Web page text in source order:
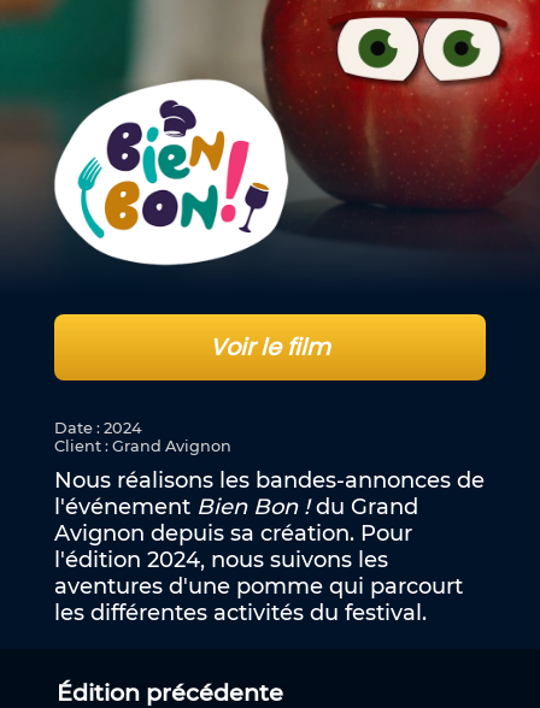
Voir le film
Date: 2024
Client: Grand Avignon
Nous réalisons les bandes-annonces de
l'événement Bien Bon !du Grand
Avignon depuis sa création. Pour
l'édition 2024, nous suivons les
aventures d'une pomme qui parcourt
les différentes activités du festival.
Édition précédente